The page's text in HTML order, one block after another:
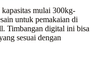
mulai 300kg-
untuk pemakaian di
Timbangan digital ini bisa
sesuai dengan